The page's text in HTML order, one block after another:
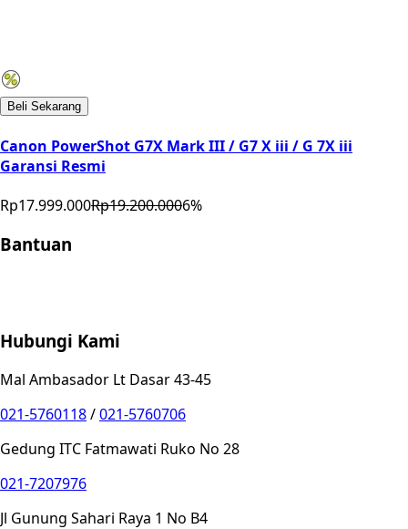
Beli Sekarang
Canon PowerShot G7X Mark III / G7 X iii / G 7X iii
Garansi Resmi
Rp17.999.000Rp19.200.0006%
Bantuan
Hubungi Kami
Mal Ambasador Lt Dasar 43-45
021-5760118/021-5760706
Gedung ITC Fatmawati Ruko No 28
021-7207976
Jl Gunung Sahari Raya 1 No B4